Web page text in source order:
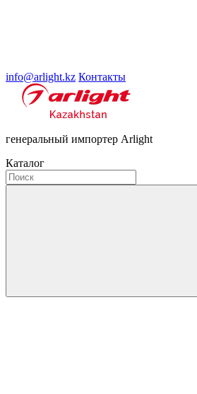
info@arlight.kz Контакты
генеральный импортер Arlight
Каталог